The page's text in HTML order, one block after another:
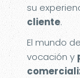
su
cliente.
El mundo
vocación y